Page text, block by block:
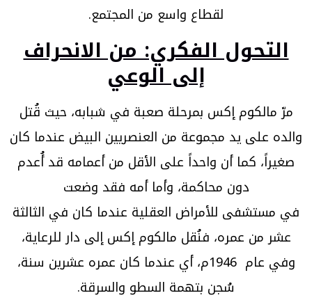
لقطاع واسع من المجتمع.
التحول الفكري: من الانحراف
إلى الوعي
مرّ مالكوم إكس بمرحلة صعبة في شبابه، حيث قُتل
والده على يد مجموعة من العنصريين البيض عندما كان
صغيراً، كما أن واحداً على الأقل من أعمامه قد أُعدم
دون محاكمة، وأما أمه فقد وضعت
في مستشفى للأمراض العقلية عندما كان في الثالثة
عشر من عمره، فنُقل مالكوم إكس إلى دار للرعاية،
وفي عام 1946م، أي عندما كان عمره عشرين سنة،
سُجن بتهمة السطو والسرقة.